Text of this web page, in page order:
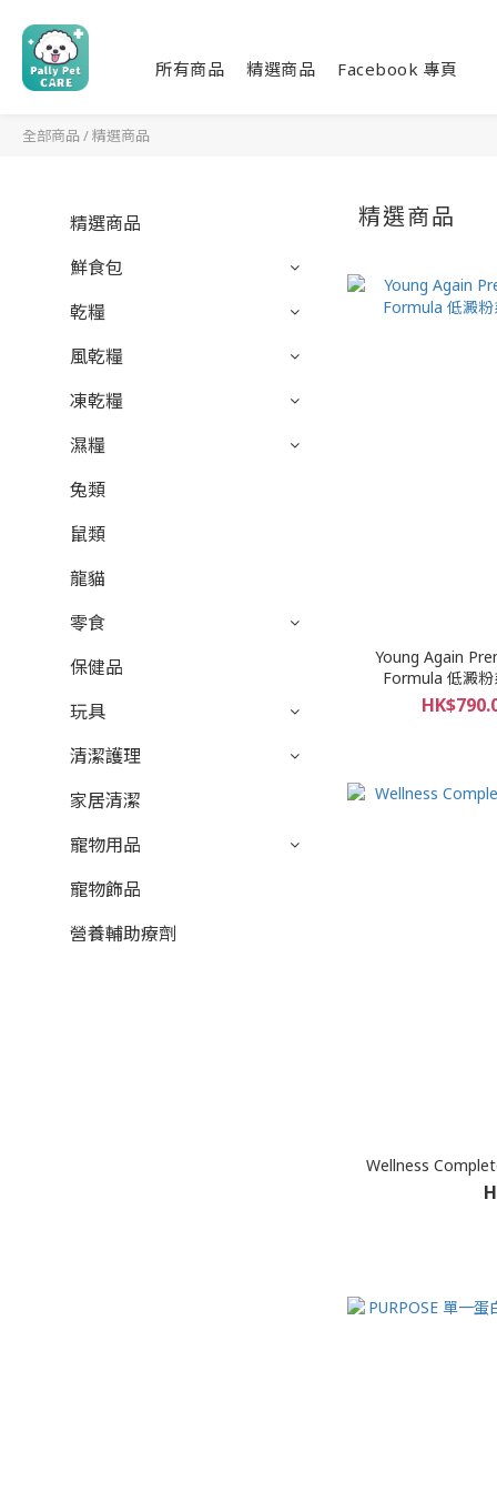
所有商品 精選商品 Facebook 專頁
全部商品 /精選商品
精選商品
鮮食包
乾糧
風乾糧
凍乾糧
濕糧
兔類
鼠類
龍貓
零食
保健品
玩具
清潔護理
家居清潔
寵物用品
寵物飾品
營養輔助療劑
精選商品
Young Again
Formula 低澱
Wellness